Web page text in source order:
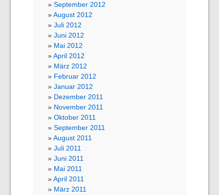
September 2012
August 2012
Juli 2012
Juni 2012
Mai 2012
April 2012
März 2012
Februar 2012
Januar 2012
Dezember 2011
November 2011
Oktober 2011
September 2011
August 2011
Juli 2011
Juni 2011
Mai 2011
April 2011
März 2011